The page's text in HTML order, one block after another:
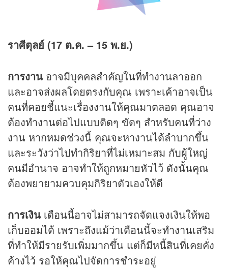
ราศีตุลย์ (17 ต.ค. – 15 พ.ย.)
การงาน อาจมีบุคคลสำคัญในที่ทำงานลาออก
และอาจส่งผลโดยตรงกับคุณ เพราะเค้าอาจเป็น
คนที่คอยชี้แนะเรื่องงานให้คุณมาตลอด คุณอาจ
ต้องทำงานต่อไปแบบติดๆ ขัดๆ สำหรับคนที่ว่าง
งาน หากหมดช่วงนี้ คุณจะหางานได้ลำบากขึ้น
และระวังว่าไปทำกิริยาที่ไม่เหมาะสม กับผู้ใหญ่
คนมีอำนาจ อาจทำให้ถูกหมายหัวไว้ ดังนั้นคุณ
ต้องพยายามควบคุมกิริยาตัวเองให้ดี
การเงิน เดือนนี้อาจไม่สามารถจัดแจงเงินให้พอ
เก็บออมได้ เพราะถึงแม้ว่าเดือนนี้จะทำงานเสริม
ที่ทำให้มีรายรับเพิ่มมากขึ้น แต่ก็มีหนี้สินที่เคยคั่ง
ค้างไว้ รอให้คุณไปจัดการชำระอยู่